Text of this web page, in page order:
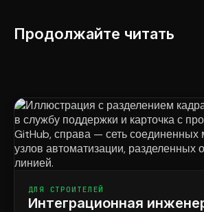
Продолжайте читать
ДЛЯ СТРОИТЕЛЕЙ
Интеграционная